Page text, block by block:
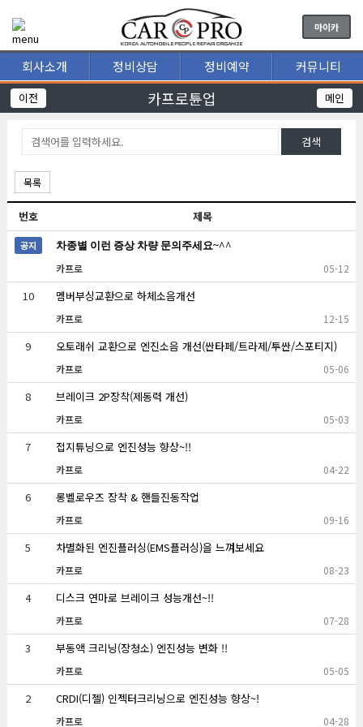
마이카
회사소개 정비상담 정비예약 커뮤니티
이전 메인
카프로튠업
검색
목록
번호 제목
공지 차종별 이런 증상 차량 문의주세요~^^
카프로 05-12
10 멤버부싱교환으로 하체소음개선
카프로 12-15
9 오토래쉬 교환으로 엔진소음 개선(싼타페/트라제/투싼/스포티지)
카프로 05-06
8 브레이크 2P장착(제동력 개선)
카프로 05-03
7 접지튜닝으로 엔진성능 향상~!!
카프로 04-22
6 롱벨로우즈 장착 & 핸들진동작업
카프로 09-16
5 차별화된 엔진플러싱(EMS플러싱)을 느껴보세요
카프로 08-23
4 디스크 연마로 브레이크 성능개선~!!
카프로 07-28
3 부동액 크리닝(장청소) 엔진성능 변화 !!
카프로 05-05
2 CRDI(디젤) 인젝터크리닝으로 엔진성능 향상~!
카프로 04-28